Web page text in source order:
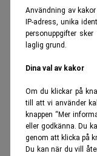
Användning av
IP-adress, unika
personuppgifter
laglig grund.
Dina val av kakor
Om du klickar på
till att vi använder
knappen “Mer
eller godkänna. Du
genom att klicka på
Du kan när du vill